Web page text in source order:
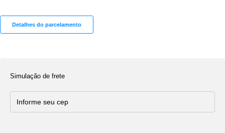
Detalhes do parcelamento
Simulação de frete